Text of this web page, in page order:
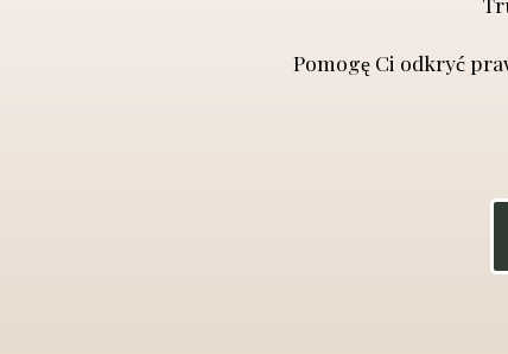
Pomogę Ci odkryć